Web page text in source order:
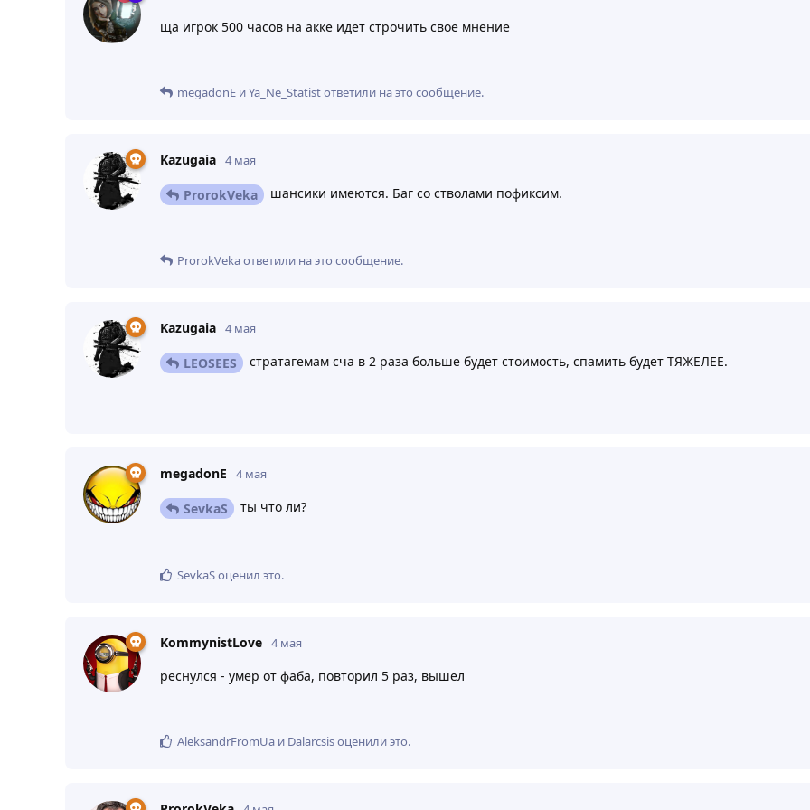
ща игрок 500 часов на акке идет строчить свое мнение
megadonE иYa_Ne_Statistответили на это сообщение.
Kazugaia 4 мая
ProrokVeka шансики имеются. Баг со стволами пофиксим.
ProrokVekaответили на это сообщение.
Kazugaia 4 мая
LEOSEES стратагемам сча в 2 раза больше будет стоимость, спамить будет ТЯЖЕЛЕЕ.
megadonE 4 мая
SevkaS ты что ли?
SevkaSоценил это.
KommynistLove 4 мая
реснулся - умер от фаба, повторил 5 раз, вышел
AleksandrFromUa и Dаlarcsisоценили это.